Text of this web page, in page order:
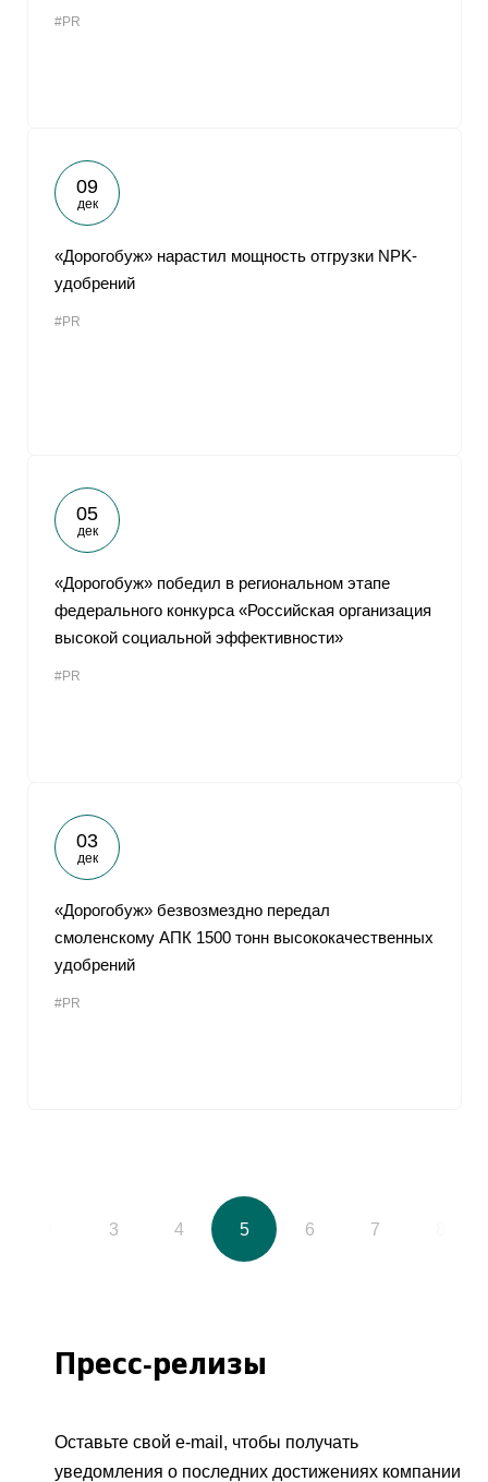
#PR
09
дек
«Дорогобуж» нарастил мощность отгрузки NPK-
удобрений
#PR
05
дек
«Дорогобуж» победил в региональном этапе
федерального конкурса «Российская организация
высокой социальной эффективности»
#PR
03
дек
«Дорогобуж» безвозмездно передал
смоленскому АПК 1500 тонн высококачественных
удобрений
#PR
3 4 5 6 7
Пресс-релизы
Оставьте свой e-mail, чтобы получать
уведомления о последних достижениях компании